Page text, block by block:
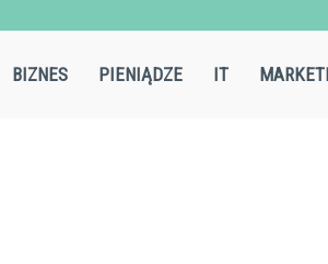
BIZNES PIENIĄDZE IT